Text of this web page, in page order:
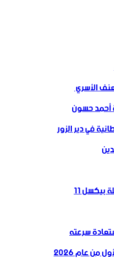
الأسري
أحمد حسون
في دير الزور
11
عام 2026